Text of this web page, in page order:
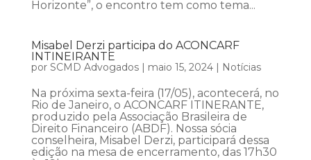
Horizonte”, o encontro tem como tema...
Misabel Derzi participa do ACONCARF
INTINEIRANTE
por SCMD Advogados| maio 15, 2024| Notícias
Na próxima sexta-feira (17/05), acontecerá, no
Rio de Janeiro, o ACONCARF ITINERANTE,
produzido pela Associação Brasileira de
Direito Financeiro (ABDF). Nossa sócia
conselheira, Misabel Derzi, participará dessa
edição na mesa de encerramento, das 17h30